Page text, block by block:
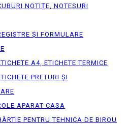
NOTIȚE, NOTESURI
ȘI FORMULARE
A4, ETICHETE TERMICE
PRETURI ȘI
APARAT CASA
PENTRU TEHNICA DE BIROU